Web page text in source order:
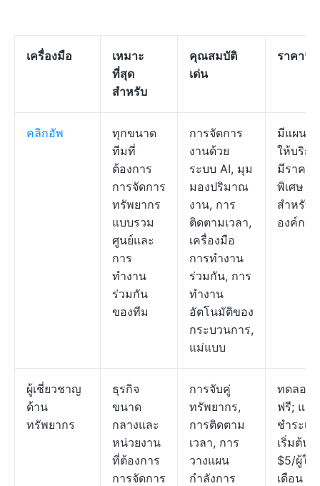
เครื่องมือ
เหมาะ
ที่สุด
สำหรับ
คุณสมบัติ
เด่น
ราคา*
คลิกอัพ
ทุกขนาด
ทีมที่
ต้องการ
การจัดการ
ทรัพยากร
แบบรวม
ศูนย์และ
การ
ทำงาน
ร่วมกัน
ของทีม
การจัดการ
งานด้วย
ระบบ AI, มุม
มองปริมาณ
งาน, การ
ติดตามเวลา,
เครื่องมือ
การทำงาน
ร่วมกัน, การ
ทำงาน
อัตโนมัติของ
กระบวนการ,
แม่แบบ
มีแผนฟรี
ให้บริกา
มีราคา
พิเศษ
สำหรับ
องค์กร
ผู้เชี่ยวชาญ
ด้าน
ทรัพยากร
ธุรกิจ
ขนาด
กลางและ
หน่วยงาน
ที่ต้องการ
การจัดการ
การจับคู่
ทรัพยากร,
การติดตาม
เวลา, การ
วางแผน
กำลังการ
ทดลอง
ฟรี; แผน
ชำระเงิ
เริ่มต้นที่
$5/ผู้ใช้/
เดือน